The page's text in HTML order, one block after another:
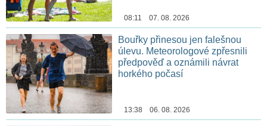
08:11 07. 08. 2026
Bouřky přinesou jen falešnou
úlevu. Meteorologové zpřesnili
předpověď a oznámili návrat
horkého počasí
13:38 06. 08. 2026